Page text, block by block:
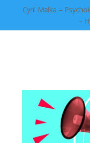
Cyril Malka –
–